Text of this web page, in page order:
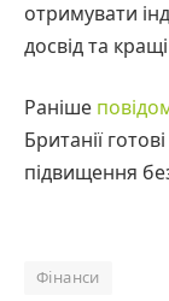
отримувати
досвід та
Раніше
Британії
підвищення
Фінанси